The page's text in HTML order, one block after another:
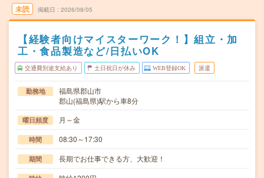
未読 掲載日 2026/08/05
【経験者向けマイスターワーク！】組立・加
工・食品製造など/日払いOK
交通費別途支給あり 土日祝日が休み WEB登録OK 派遣
勤務地
福島県郡山市
郡山(福島県)駅から車8分
曜日頻度 月～金
時間 08:30～17:30
期間 長期でお仕事できる方、大歓迎！